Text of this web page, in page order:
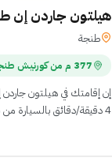
هيلتون جاردن إن
طنجة
377 م من كورنيش طنجة
إن إقامتك في هيلتون
4 دقيقة/دقائق بالسيارة من شاطئ طنجة و7 دقيقة/دقائق من مقر الانتداب الأمريك